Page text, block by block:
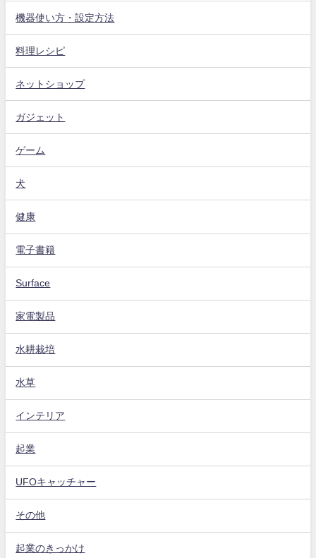
機器使い方・設定方法
料理レシピ
ネットショップ
ガジェット
ゲーム
犬
健康
電子書籍
Surface
家電製品
水耕栽培
水草
インテリア
起業
UFOキャッチャー
その他
起業のきっかけ